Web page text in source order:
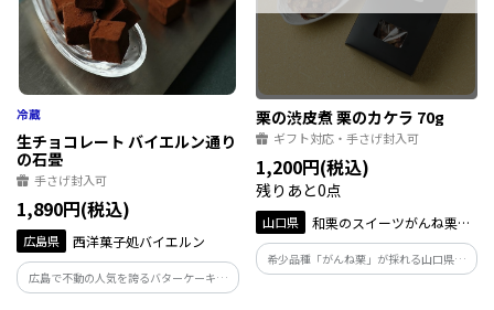
生チョコレート バイエルン通り
の石畳
手さげ封入可
1,890円(税込)
広島県 西洋菓子処バイエルン
広島で不動の人気を誇るバターケーキを
手掛ける洋菓子店が作った、口の中です
栗の渋皮煮 栗のカケラ 70g
ギフト対応・手さげ封入可
1,200円(税込)
残りあと0点
山口県
和栗のスイーツがんね栗の
里
希少品種「がんね栗」が採れる山口県岩
国市で、栗山の管理から菓子製造まで手